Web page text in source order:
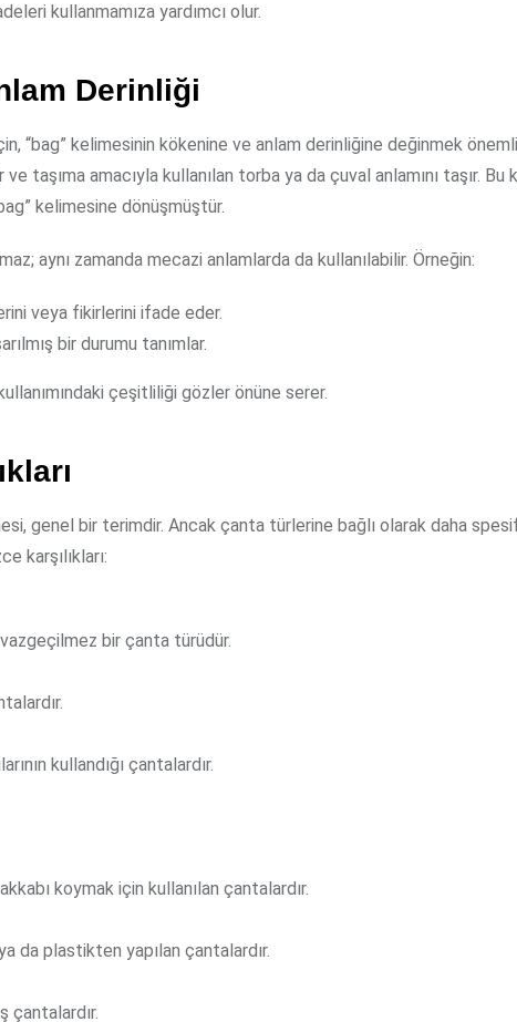
kullanmamıza yardımcı olur.
Derinliği
“bag” kelimesinin kökenine ve anlam derinliğine değinmek
taşıma amacıyla kullanılan torba ya da çuval anlamını taşır. Bu
kelimesine dönüşmüştür.
aynı zamanda mecazi anlamlarda da kullanılabilir. Örneğin:
veya fikirlerini ifade eder.
bir durumu tanımlar.
çeşitliliği gözler önüne serer.
genel bir terimdir. Ancak çanta türlerine bağlı olarak daha
karşılıkları:
bir çanta türüdür.
kullandığı çantalardır.
koymak için kullanılan çantalardır.
da plastikten yapılan çantalardır.
çantalardır.